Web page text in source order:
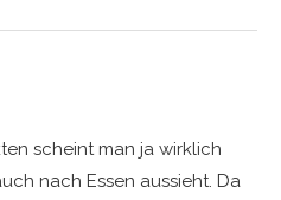
scheint man ja wirklich
nach Essen aussieht. Da